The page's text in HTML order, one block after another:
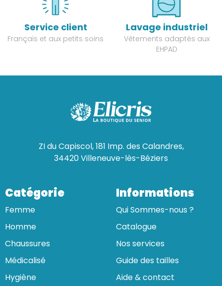
Service client
Français et aux petits soins
Lavage industriel
Vêtements adaptés aux
EHPAD
ZI du Capiscol, 181 Imp. des Calandres,
34420 Villeneuve-lès-Béziers
Catégorie
Femme
Homme
Chaussures
Médicalisé
Hygiène
Informations
Qui Sommes-nous ?
Catalogue
Nos services
Guide des tailles
Aide & contact